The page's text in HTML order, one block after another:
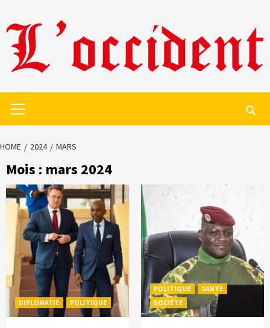
to
content
Menu
HOME 2024 MARS
Mois : mars 2024
DIPLOMATIE POLITIQUE
POLITIQUE
SANTE
SOCIETE